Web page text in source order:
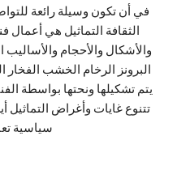
في أن تكون وسيلة رائعة
الثقافة التماثيل هي أعمال
والأشكال والأحجام
البرونز الرخام الخشب الفخار
يتم تشكيلها ونحتها بواسطة
تتنوع غايات وأغراض التماثيل
سياسية